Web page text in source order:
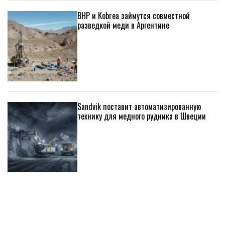
BHP и Kobrea займутся совместной
разведкой меди в Аргентине
Sandvik поставит автоматизированную
технику для медного рудника в Швеции